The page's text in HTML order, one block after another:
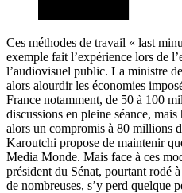
Ces méthodes de travail « last
exemple fait l’expérience lors de
l’audiovisuel public. La ministre
alors alourdir les économies
France notamment, de 50 à 100
discussions en pleine séance,
alors un compromis à 80 millions
Karoutchi propose de maintenir
Media Monde. Mais face à ces
président du Sénat, pourtant rodé
de nombreuses, s’y perd quelque